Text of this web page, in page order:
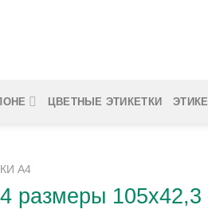
ЦВЕТНЫЕ ЭТИКЕТКИ
А4
размеры